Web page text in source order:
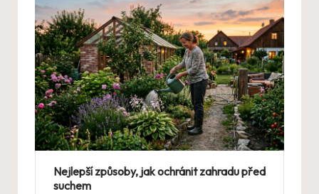
Nejlepší způsoby, jak ochránit zahradu před
suchem